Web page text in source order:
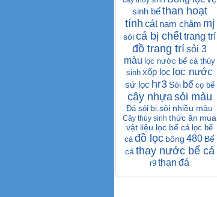
sinh bể than hoạt
tính cát nam châm mj
sỏicá bị chếttrang trí
đồ trang trí sỏi 3
màu lọc nước bể cá thủy
sinh xốp lọc lọc nước
sứ lọc hr3 Sỏi bể cọ bể
cây nhựasỏi màu
Đá sỏi bi.sỏi nhiều màu
Cây thủy sinh thức ăn mua
vật liệu lọc bể cá lọc bể
cá đồ lọc bông 480 Bể
cá thay nước bể cá
r9 than đá